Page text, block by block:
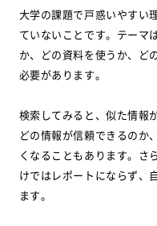
大学の課題で戸惑いやすい
ていないことです。テーマ
か、どの資料を使うか、ど
必要があります。
検索してみると、似た情報
どの情報が信頼できるのか
くなることもあります。さ
けではレポートにならず、
ます。